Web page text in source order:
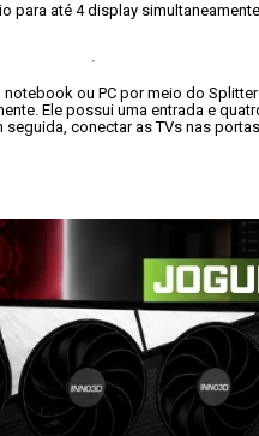
para até 4 display
ou PC por meio do
Ele possui uma entrada e
conectar as TVs nas